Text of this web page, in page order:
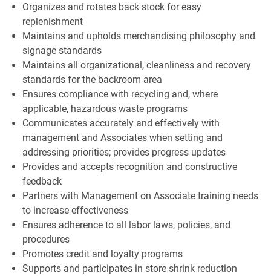
Organizes and rotates back stock for easy
replenishment
Maintains and upholds merchandising philosophy and
signage standards
Maintains all organizational, cleanliness and recovery
standards for the backroom area
Ensures compliance with recycling and, where
applicable, hazardous waste programs
Communicates accurately and effectively with
management and Associates when setting and
addressing priorities; provides progress updates
Provides and accepts recognition and constructive
feedback
Partners with Management on Associate training needs
to increase effectiveness
Ensures adherence to all labor laws, policies, and
procedures
Promotes credit and loyalty programs
Supports and participates in store shrink reduction